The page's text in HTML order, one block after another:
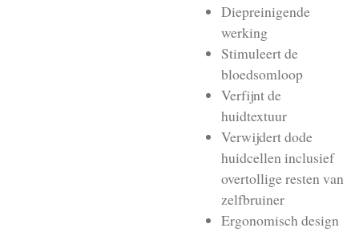
Diepreinigende
werking
Stimuleert de
bloedsomloop
Verfijnt de
huidtextuur
Verwijdert dode
huidcellen inclusief
overtollige resten van
zelfbruiner
Ergonomisch design